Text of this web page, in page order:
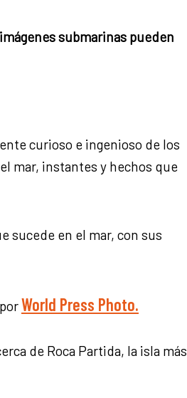
submarinas pueden
curioso e ingenioso de los
mar, instantes y hechos que
sucede en el mar, con sus
World Press Photo.
de Roca Partida, la isla más